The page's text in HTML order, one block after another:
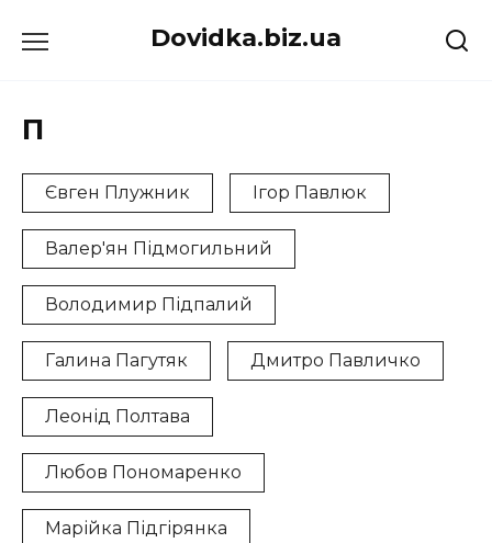
до
Dovidka.biz.ua
П
Євген Плужник Ігор Павлюк
Валер'ян Підмогильний
Володимир Підпалий
Галина Пагутяк Дмитро Павличко
Леонід Полтава
Любов Пономаренко
Марійка Підгірянка